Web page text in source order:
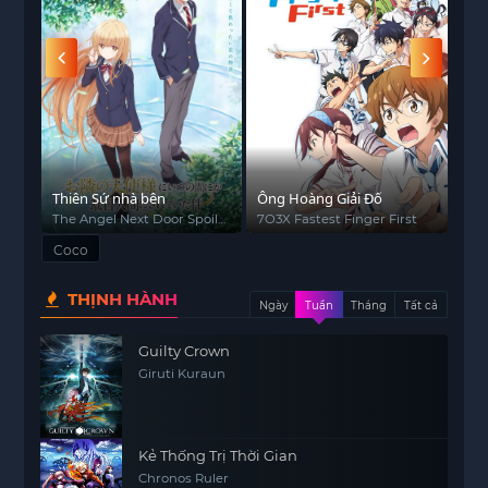
đình của Miguel.
Thiên Sứ nhà bên
The Angel Next Door Spoils
Me Rotten
Ông Hoàng Giải Đố
7O3X Fastest Finger First
Coco
THỊNH HÀNH Ngày Tuần Tháng Tất cả
Guilty Crown
Giruti Kuraun
Kẻ Thống Trị Thời Gian
Chronos Ruler